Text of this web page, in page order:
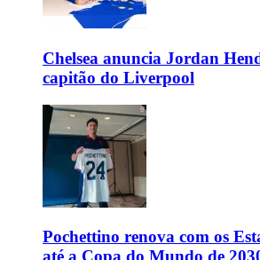
Chelsea anuncia Jordan
capitão do Liverpool
Pochettino renova com os